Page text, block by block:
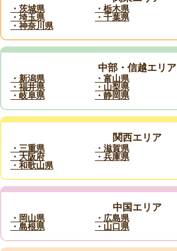
・茨城県 ・栃木県
・埼玉県
・千葉県
・神奈川県
中部・信越エリア
・新潟県 ・富山県
・福井県
・山梨県
・岐阜県
・静岡県
関西エリア
・三重県 ・滋賀県
・大阪府
・兵庫県
・和歌山県
中国エリア
・岡山県 ・広島県
・島根県
・山口県